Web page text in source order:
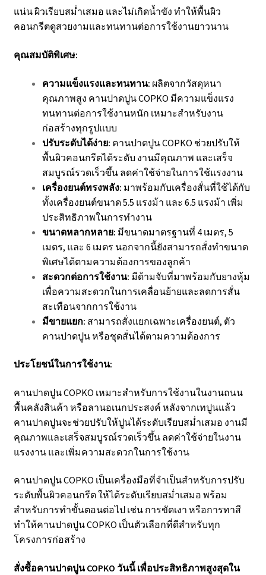
แน่น ผิวเรียบสม่ำเสมอ และไม่เกิดน้ำขัง ทำให้พื้นผิว
คอนกรีตดูสวยงามและทนทานต่อการใช้งานยาวนาน
คุณสมบัติพิเศษ:
ความแข็งแรงและทนทาน: ผลิตจากวัสดุหนา
คุณภาพสูง คานปาดปูน COPKO มีความแข็งแรง
ทนทานต่อการใช้งานหนัก เหมาะสำหรับงาน
ก่อสร้างทุกรูปแบบ
ปรับระดับได้ง่าย: คานปาดปูน COPKO ช่วยปรับให้
พื้นผิวคอนกรีตได้ระดับ งานมีคุณภาพ และเสร็จ
สมบูรณ์รวดเร็วขึ้น ลดค่าใช้จ่ายในการใช้แรงงาน
เครื่องยนต์ทรงพลัง: มาพร้อมกับเครื่องสั่นที่ใช้ได้กับ
ทั้งเครื่องยนต์ขนาด 5.5 แรงม้า และ 6.5 แรงม้า เพิ่ม
ประสิทธิภาพในการทำงาน
ขนาดหลากหลาย: มีขนาดมาตรฐานที่ 4 เมตร, 5
เมตร, และ 6 เมตร นอกจากนี้ยังสามารถสั่งทำขนาด
พิเศษได้ตามความต้องการของลูกค้า
สะดวกต่อการใช้งาน: มีด้ามจับที่มาพร้อมกับยางหุ้ม
เพื่อความสะดวกในการเคลื่อนย้ายและลดการสั่น
สะเทือนจากการใช้งาน
มีขายแยก: สามารถสั่งแยกเฉพาะเครื่องยนต์, ตัว
คานปาดปูน หรือชุดสั่นได้ตามความต้องการ
ประโยชน์ในการใช้งาน:
คานปาดปูน COPKO เหมาะสำหรับการใช้งานในงานถนน
พื้นคลังสินค้า หรือลานอเนกประสงค์ หลังจากเทปูนแล้ว
คานปาดปูนจะช่วยปรับให้ปูนได้ระดับเรียบสม่ำเสมอ งานมี
คุณภาพและเสร็จสมบูรณ์รวดเร็วขึ้น ลดค่าใช้จ่ายในงาน
แรงงาน และเพิ่มความสะดวกในการใช้งาน
คานปาดปูน COPKO เป็นเครื่องมือที่จำเป็นสำหรับการปรับ
ระดับพื้นผิวคอนกรีต ให้ได้ระดับเรียบสม่ำเสมอ พร้อม
สำหรับการทำขั้นตอนต่อไป เช่น การขัดเงา หรือการทาสี
ทำให้คานปาดปูน COPKO เป็นตัวเลือกที่ดีสำหรับทุก
โครงการก่อสร้าง
สั่งซื้อคานปาดปูน COPKO วันนี้ เพื่อประสิทธิภาพสูงสุดใน